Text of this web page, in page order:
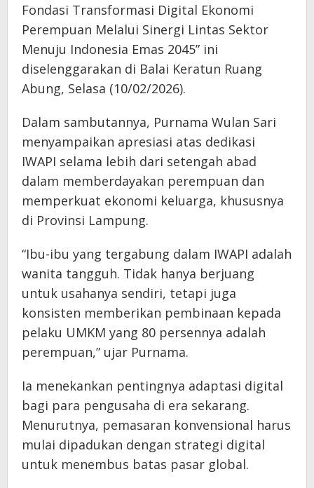
Fondasi Transformasi Digital Ekonomi
Perempuan Melalui Sinergi Lintas Sektor
Menuju Indonesia Emas 2045” ini
diselenggarakan di Balai Keratun Ruang
Abung, Selasa (10/02/2026).
Dalam sambutannya, Purnama Wulan Sari
menyampaikan apresiasi atas dedikasi
IWAPI selama lebih dari setengah abad
dalam memberdayakan perempuan dan
memperkuat ekonomi keluarga, khususnya
di Provinsi Lampung.
“Ibu-ibu yang tergabung dalam IWAPI adalah
wanita tangguh. Tidak hanya berjuang
untuk usahanya sendiri, tetapi juga
konsisten memberikan pembinaan kepada
pelaku UMKM yang 80 persennya adalah
perempuan,” ujar Purnama.
Ia menekankan pentingnya adaptasi digital
bagi para pengusaha di era sekarang.
Menurutnya, pemasaran konvensional harus
mulai dipadukan dengan strategi digital
untuk menembus batas pasar global.